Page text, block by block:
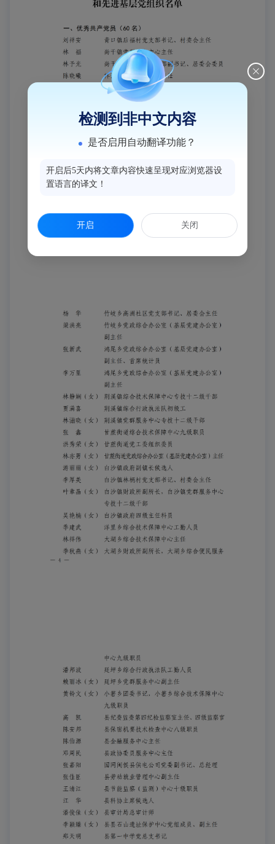
检测到非中文内容
是否启用自动翻译功能？
开启后5天内将文章内容快速呈现对应浏览器设
置语言的译文！
开启 关闭